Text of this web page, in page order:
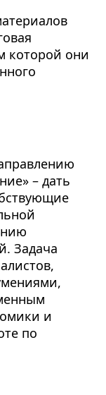
которой они
– дать
Задача
и
по